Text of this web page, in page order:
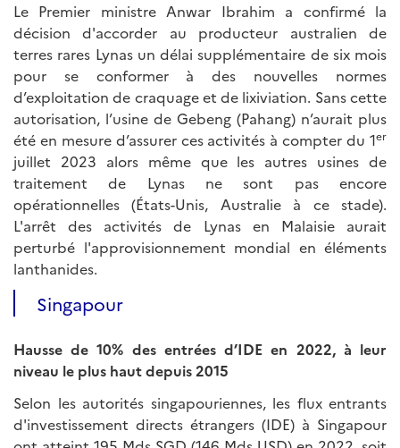
Le Premier ministre Anwar Ibrahim a confirmé la
décision d'accorder au producteur australien de
terres rares Lynas un délai supplémentaire de six mois
pour se conformer à des nouvelles normes
d’exploitation de craquage et de lixiviation. Sans cette
autorisation, l’usine de Gebeng (Pahang) n’aurait plus
été en mesure d’assurer ces activités à compter du 1er
juillet 2023 alors même que les autres usines de
traitement de Lynas ne sont pas encore
opérationnelles (États-Unis, Australie à ce stade).
L'arrêt des activités de Lynas en Malaisie aurait
perturbé l'approvisionnement mondial en éléments
lanthanides.
Singapour
Hausse de 10% des entrées d’IDE en 2022, à leur
niveau le plus haut depuis 2015
Selon les autorités singapouriennes, les flux entrants
d'investissement directs étrangers (IDE) à Singapour